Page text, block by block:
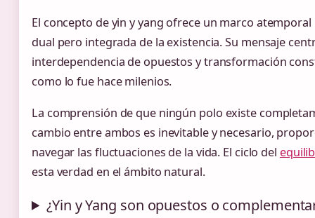
El concepto de yin y yang ofrece un marco
dual pero integrada de la existencia. Su mensaje
interdependencia de opuestos y transformación
como lo fue hace milenios.
La comprensión de que ningún polo existe
cambio entre ambos es inevitable y necesario,
navegar las fluctuaciones de la vida. El ciclo del
esta verdad en el ámbito natural.
¿Yin y Yang son opuestos o